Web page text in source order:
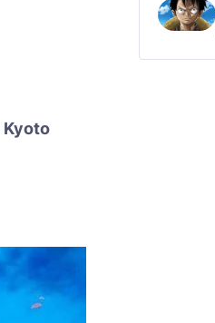
Kyoto